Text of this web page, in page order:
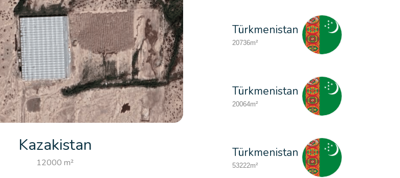
Kazakistan
12000 m²
Özbekistan
15120m²
Türkmenistan
20736m²
Türkmenistan
20064m²
Türkmenistan
53222m²